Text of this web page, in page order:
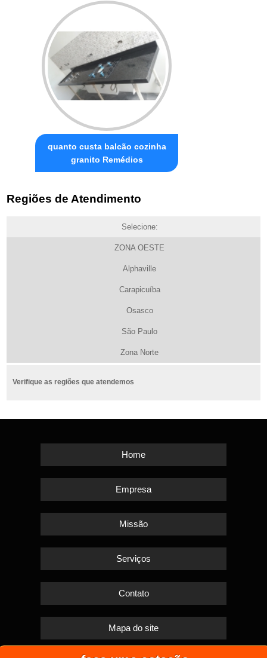
quanto custa balcão cozinha
granito Remédios
Regiões de Atendimento
Selecione:
ZONA OESTE
Alphaville
Carapicuíba
Osasco
São Paulo
Zona Norte
Verifique as regiões que atendemos
Home
Empresa
Missão
Serviços
Contato
Mapa do site